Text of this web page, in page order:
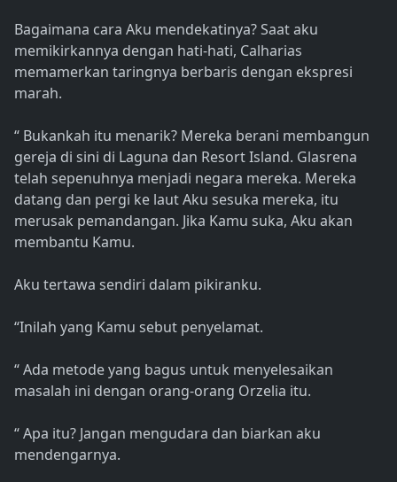
Bagaimana cara Aku mendekatinya? Saat aku
memikirkannya dengan hati-hati, Calharias
memamerkan taringnya berbaris dengan ekspresi
marah.
“ Bukankah itu menarik? Mereka berani membangun
gereja di sini di Laguna dan Resort Island. Glasrena
telah sepenuhnya menjadi negara mereka. Mereka
datang dan pergi ke laut Aku sesuka mereka, itu
merusak pemandangan. Jika Kamu suka, Aku akan
membantu Kamu.
Aku tertawa sendiri dalam pikiranku.
“Inilah yang Kamu sebut penyelamat.
“ Ada metode yang bagus untuk menyelesaikan
masalah ini dengan orang-orang Orzelia itu.
“ Apa itu? Jangan mengudara dan biarkan aku
mendengarnya.